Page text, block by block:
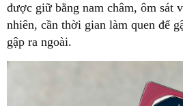
được giữ bằng nam châm, ôm sát
nhiên, cần thời gian làm quen để
gập ra ngoài.